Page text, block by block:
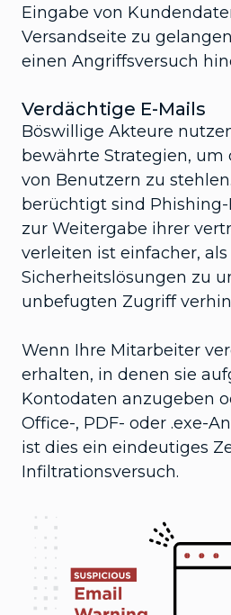
Eingabe von
Versandseite zu
einen Angriffsversuch
Verdächtige E-Mails
Böswillige Akteure
bewährte Strategien,
von Benutzern zu
berüchtigt sind Phishing-
zur Weitergabe ihrer
verleiten ist einfacher, als
Sicherheitslösungen zu
unbefugten Zugriff
Wenn Ihre Mitarbeiter
erhalten, in denen sie
Kontodaten anzugeben
Office-, PDF- oder .exe-
ist dies ein eindeutiges
Infiltrationsversuch.